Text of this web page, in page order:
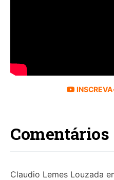
Comentários
Claudio Lemes Louzada